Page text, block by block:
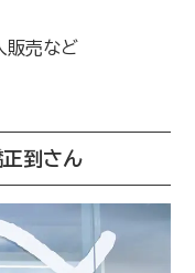
販売など
到さん